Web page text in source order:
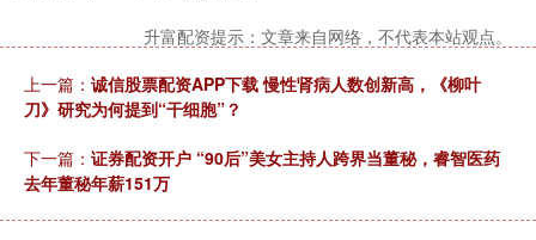
升富配资提示：文章来自网络，不代表本站观点。
上一篇： 诚信股票配资APP下载 慢性肾病人数创新高，《柳叶
刀》研究为何提到“干细胞”？
下一篇： 证券配资开户 “90后”美女主持人跨界当董秘，睿智医药
去年董秘年薪151万